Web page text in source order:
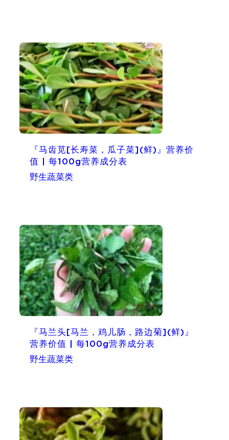
『马齿苋[长寿菜，瓜子菜](鲜)』营养价
值 | 每100g营养成分表
野生蔬菜类
『马兰头[马兰，鸡儿肠，路边菊](鲜)』
营养价值 | 每100g营养成分表
野生蔬菜类